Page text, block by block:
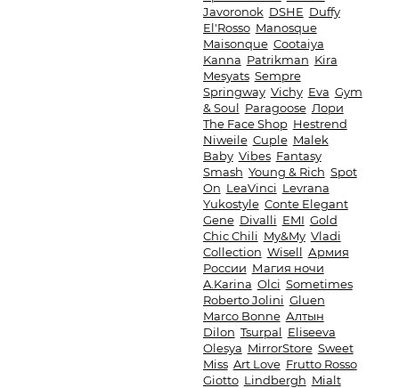
Javoronok DSHE Duffy
El'Rosso Manosque
Maisonque Cootaiya
Kanna Patrikman Kira
Mesyats Sempre
Springway Vichy Eva Gym
& Soul Paragoose Лори
The Face Shop Hestrend
Niweile Cuple Malek
Baby Vibes Fantasy
Smash Young & Rich Spot
On LeaVinci Levrana
Yukostyle Conte Elegant
Gene Divalli EMI Gold
Chic Chili My&My Vladi
Collection Wisell Армия
России Магия ночи
A.Karina Olci Sometimes
Roberto Jolini Gluen
Marco Bonne Алтын
Dilon Tsurpal Eliseeva
Olesya MirrorStore Sweet
Miss Art Love Frutto Rosso
Giotto Lindbergh Mialt